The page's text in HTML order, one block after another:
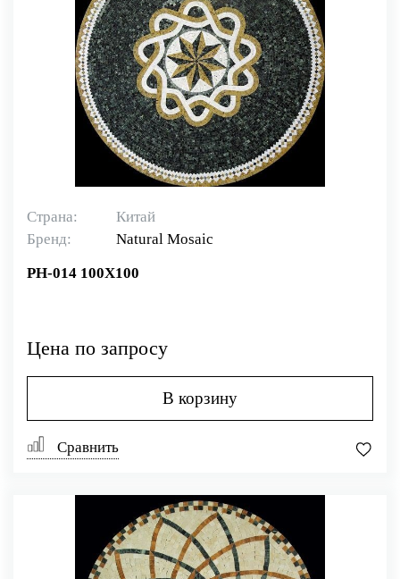
Страна:
Китай
Бренд:
Natural Mosaiс
PH-014 100X100
Цена по запросу
В корзину
Сравнить